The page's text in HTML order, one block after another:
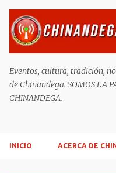
Eventos, cultura, tradición,
de Chinandega. SOMOS LA
CHINANDEGA.
INICIO ACERCA DE